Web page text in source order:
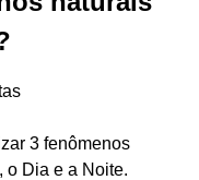
3 fenômenos
o Dia e a Noite.